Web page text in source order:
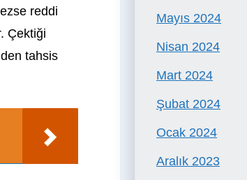
reddi
Çektiği
tahsis
Mayıs 2024
Nisan 2024
Mart 2024
Şubat 2024
Ocak 2024
Aralık 2023